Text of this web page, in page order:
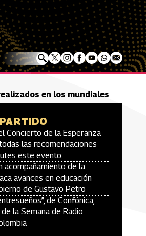
en los mundiales
Concierto de la Esperanza
las recomendaciones
este evento
acompañamiento de la
avances en educación
de Gustavo Petro
de Confónica,
la Semana de Radio